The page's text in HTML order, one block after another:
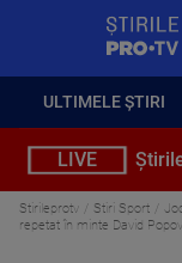
ULTIMELE ȘTIRI
LIVE
Stirileprotv Stiri Sport
repetat în minte David